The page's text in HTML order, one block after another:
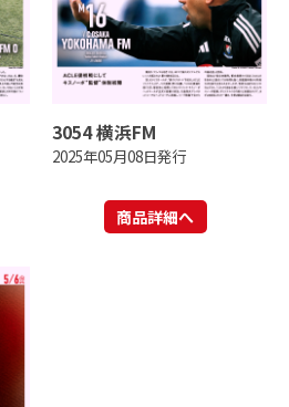
3054 横浜FM
2025年05月08日発行
商品詳細へ